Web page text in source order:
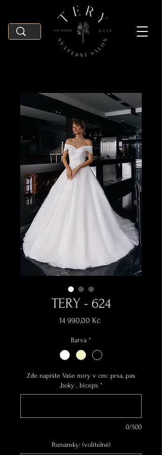
TERY - 624
14 990,00 KčCena
Barva *
Zde napište Vaše míry v cm: prsa, pas
,boky , biceps *
0/500
Poznámky: (volitelné)